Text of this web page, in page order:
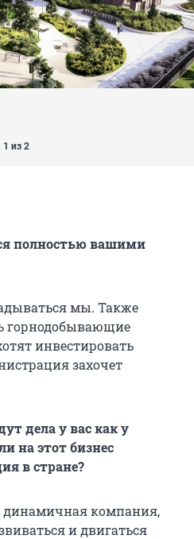
1 из 2
полностью вашими
мы. Также
горнодобывающие
инвестировать
захочет
дела у вас как у
на этот бизнес
в стране?
компания,
и двигаться